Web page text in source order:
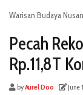
Warisan Budaya
Pecah
Rp.11,8T
byAurel Doo June